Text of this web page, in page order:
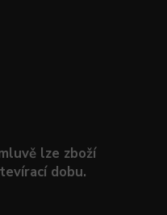
lze zboží
dobu.